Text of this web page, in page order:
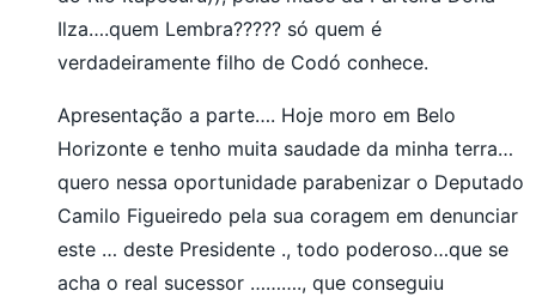
Ilza….quem Lembra????? só quem é
verdadeiramente filho de Codó conhece.
Apresentação a parte…. Hoje moro em Belo
Horizonte e tenho muita saudade da minha terra…
quero nessa oportunidade parabenizar o Deputado
Camilo Figueiredo pela sua coragem em denunciar
este … deste Presidente ., todo poderoso…que se
acha o real sucessor ………., que conseguiu